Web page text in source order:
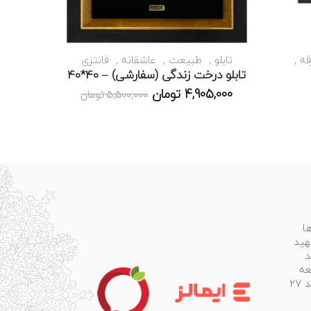
تابلو طبیعت عاشقانه فانتزی
تابلو درخت زندگی (سفارشی) – 40*40
5,500,000تومان 4,905,000 تومان